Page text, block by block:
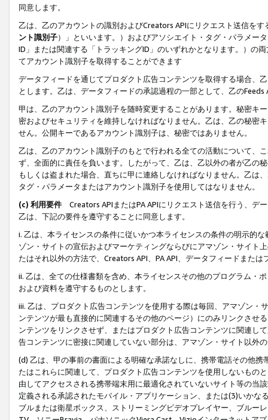
同意します。
乙は、乙のアカウントの識別およびCreators APIにリクエスト送信を
ント識別子）」といいます。）およびアソシエイト・タグ・パラメー
ID」または関連する「トラッキングID」のいずれかとなります。）の
てアカウント識別子を取得することができます
データフィードを通じてプロダクト広告コンテンツを取得する場合、
とします。乙は、データフィードの承認過程の一部として、乙の
甲は、乙のアカウント識別子を随時変更することがあります。秘密キ
密およびセキュリティを維持しなければなりません。乙は、乙の秘密
せん。公開キーであるアカウント識別子は、秘密ではありません。
乙は、乙のアカウント識別子のもとで行われる全ての活動について、
ず、全面的に責任を負います。したがって、乙は、乙以外の者が乙の
もしくは盗まれた場合、直ちに甲に連絡しなければなりません。乙は
タグ・パラメータまたはアカウント識別子を使用してはなりません。
(c) 利用要件 Creators APIまたはPA APIにリクエスト送信を行う、デ
乙は、下記の要件を遵守することに同意します。
i. 乙は、本ライセンスの条件に従いかつ本ライセンスの条件の明示的
ゾン・サイトの宣伝およびマーケティングならびにアマゾン・サイト
たはそれ以外の方法で、Creators API、PA API、データフィードまた
ii. 乙は、全ての仕様書類を含め、本ライセンスその他のプログラム・
および資料を遵守するものとします。
iii. 乙は、プロダクト広告コンテンツを使用する際は毎回、アマゾン
ンテンツが最も直接的に関連するその他のページ）にのみリンクさせ
ンテンツをリンクさせず、またはプロダクト広告コンテンツに関連し
告コンテンツに密接に関連していない部分は、アマゾン・サイト以外
(d) 乙は、甲の事前の書面による明確な承諾なしに、携帯電話その他
たはこれらに関連して、プロダクト広告コンテンツを使用しないもの
由してアクセスされる携帯端末用に最適化されていないサイト等の当
定義される承認されたモバイル・アプリケーション、または(3)いか
ブルまたは衛星ボックス、ストリーミングビデオプレイヤー、ブルー